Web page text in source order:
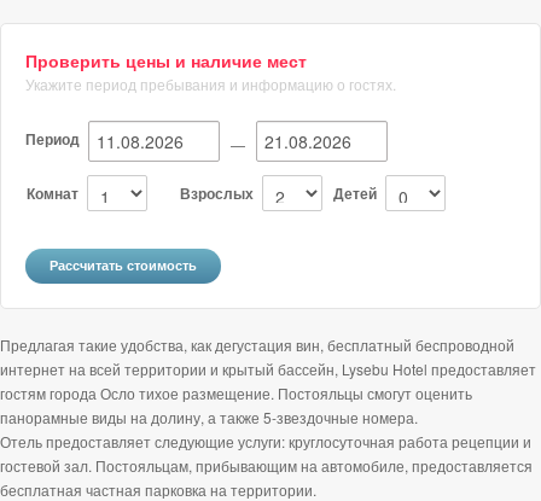
Проверить цены и наличие мест
Укажите период пребывания и информацию о гостях.
Период —
Комнат Взрослых Детей
Предлагая такие удобства, как дегустация вин, бесплатный беспроводной
интернет на всей территории и крытый бассейн, Lysebu Hotel предоставляет
гостям города Осло тихое размещение. Постояльцы смогут оценить
панорамные виды на долину, а также 5-звездочные номера.
Отель предоставляет следующие услуги: круглосуточная работа рецепции и
гостевой зал. Постояльцам, прибывающим на автомобиле, предоставляется
бесплатная частная парковка на территории.